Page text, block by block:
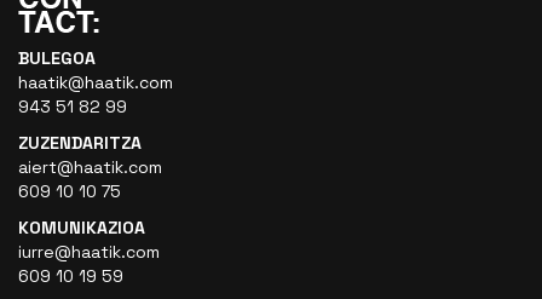
BULEGOA
haatik@haatik.com
943 51 82 99
ZUZENDARITZA
aiert@haatik.com
609 10 10 75
KOMUNIKAZIOA
iurre@haatik.com
609 10 19 59